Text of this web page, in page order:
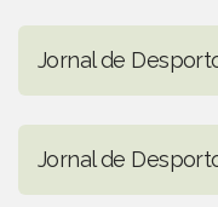
Jornal de
Jornal de